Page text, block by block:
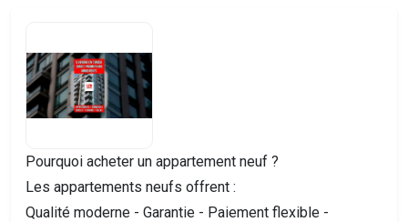
Pourquoi acheter un appartement neuf ?
Les appartements neufs offrent :
Qualité moderne - Garantie - Paiement flexible -